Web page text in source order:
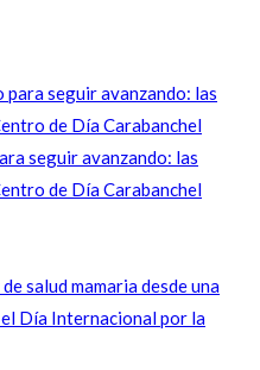
seguir avanzando: las
de Día Carabanchel